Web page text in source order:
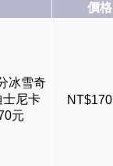
價格
冰雪奇
士尼卡
元
NT$170